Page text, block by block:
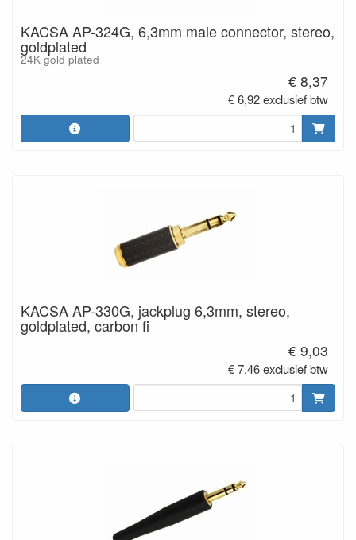
KACSA AP-324G, 6,3mm male connector, stereo,
goldplated
24K gold plated
€ 8,37
€ 6,92 exclusief btw
KACSA AP-330G, jackplug 6,3mm, stereo,
goldplated, carbon fi
€ 9,03
€ 7,46 exclusief btw